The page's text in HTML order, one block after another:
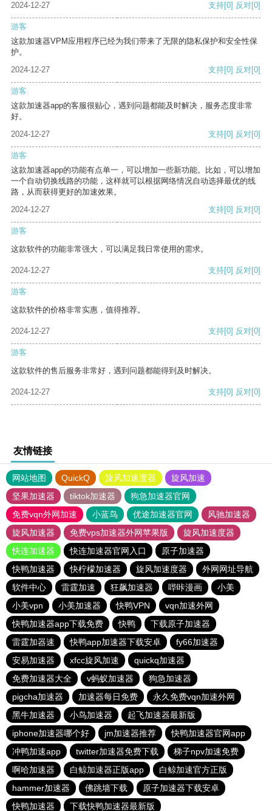
2024-12-27
支持[0] 反对[0]
游客
这款加速器VPM应用程序已经为我们带来了无限的隐私保护和安全性保
护。
2024-12-27
支持[0] 反对[0]
游客
这款加速器app的客服很贴心，遇到问题都能及时解决，服务态度非常
好。
2024-12-27
支持[0] 反对[0]
游客
这款加速器app的功能有点单一，可以增加一些新功能。比如，可以增加
一个自动切换线路的功能，这样就可以根据网络情况自动选择最优的线
路，从而获得更好的加速效果。
2024-12-27
支持[0] 反对[0]
游客
这款软件的功能非常强大，可以满足我日常使用的需求。
2024-12-27 支持[0] 反对[0]
游客
这款软件的价格非常实惠，值得推荐。
2024-12-27 支持[0] 反对[0]
游客
这款软件的售后服务非常好，遇到问题都能得到及时解决。
2024-12-27 支持[0] 反对[0]
友情链接
网站地图 QuickQ 旋风加速度器
旋风加速
坚果加速器
tiktok加速器
狗急加速器官网
免费vqn外网加速
小蓝鸟 优途加速器官网
风驰加速器
旋风加速器
免费vps加速器外网苹果版
旋风加速度器
快连加速器
快连加速器官网入口
原子加速器
快鸭加速器
快柠檬加速器 旋风加速度器
外网网址导航
软件中心
雷霆加速 狂飙加速器 哔咔漫画
小美
小美vpn
小美加速器 快鸭VPN
vqn加速外网
快鸭加速器app下载免费
快鸭
下载原子加速器
雷霆加器速
快鸭app加速器下载安卓
fy66加速器
安易加速器
xfcc旋风加速
quickq加速器
免费加速器大全
v蚂蚁加速器
狗急加速器
pigcha加速器
加速器每日免费
永久免费vqn加速外网
黑牛加速器
小鸟加速器
起飞加速器最新版
iphone加速器哪个好
jm加速器推荐
快鸭加速器官网app
冲鸭加速app
twitter加速器免费下载
梯子npv加速免费
啊哈加速器
白鲸加速器正版app
白鲸加速官方正版
hammer加速器
佛跳墙下载
原子加速器下载安卓
快鸭加速器
下载快鸭加速器最新版